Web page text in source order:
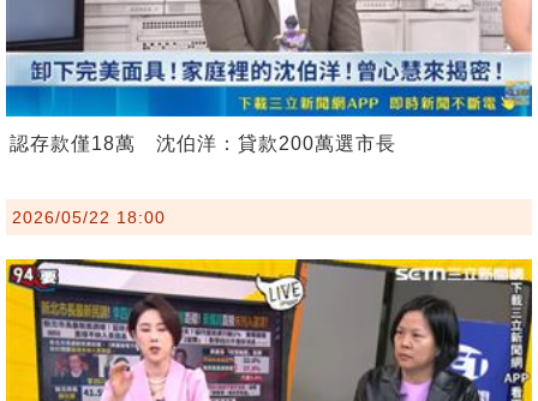
認存款僅18萬 沈伯洋：貸款200萬選市長
2026/05/22 18:00